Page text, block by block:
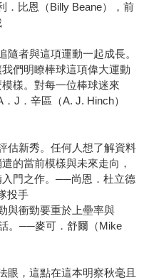
比恩（Billy Beane），前
者與這項運動一起成長。
們明瞭棒球這項偉大運動
樣。對每一位棒球迷來
J．辛區（A. J. Hinch）
估新秀。任何人想了解資料
的當前模樣與未來走向，
入門之作。──尚恩．杜立德
投手
與衝勁要重於上壘率與
。──麥可．舒爾（Mike
眼，這點在這本明察秋毫且